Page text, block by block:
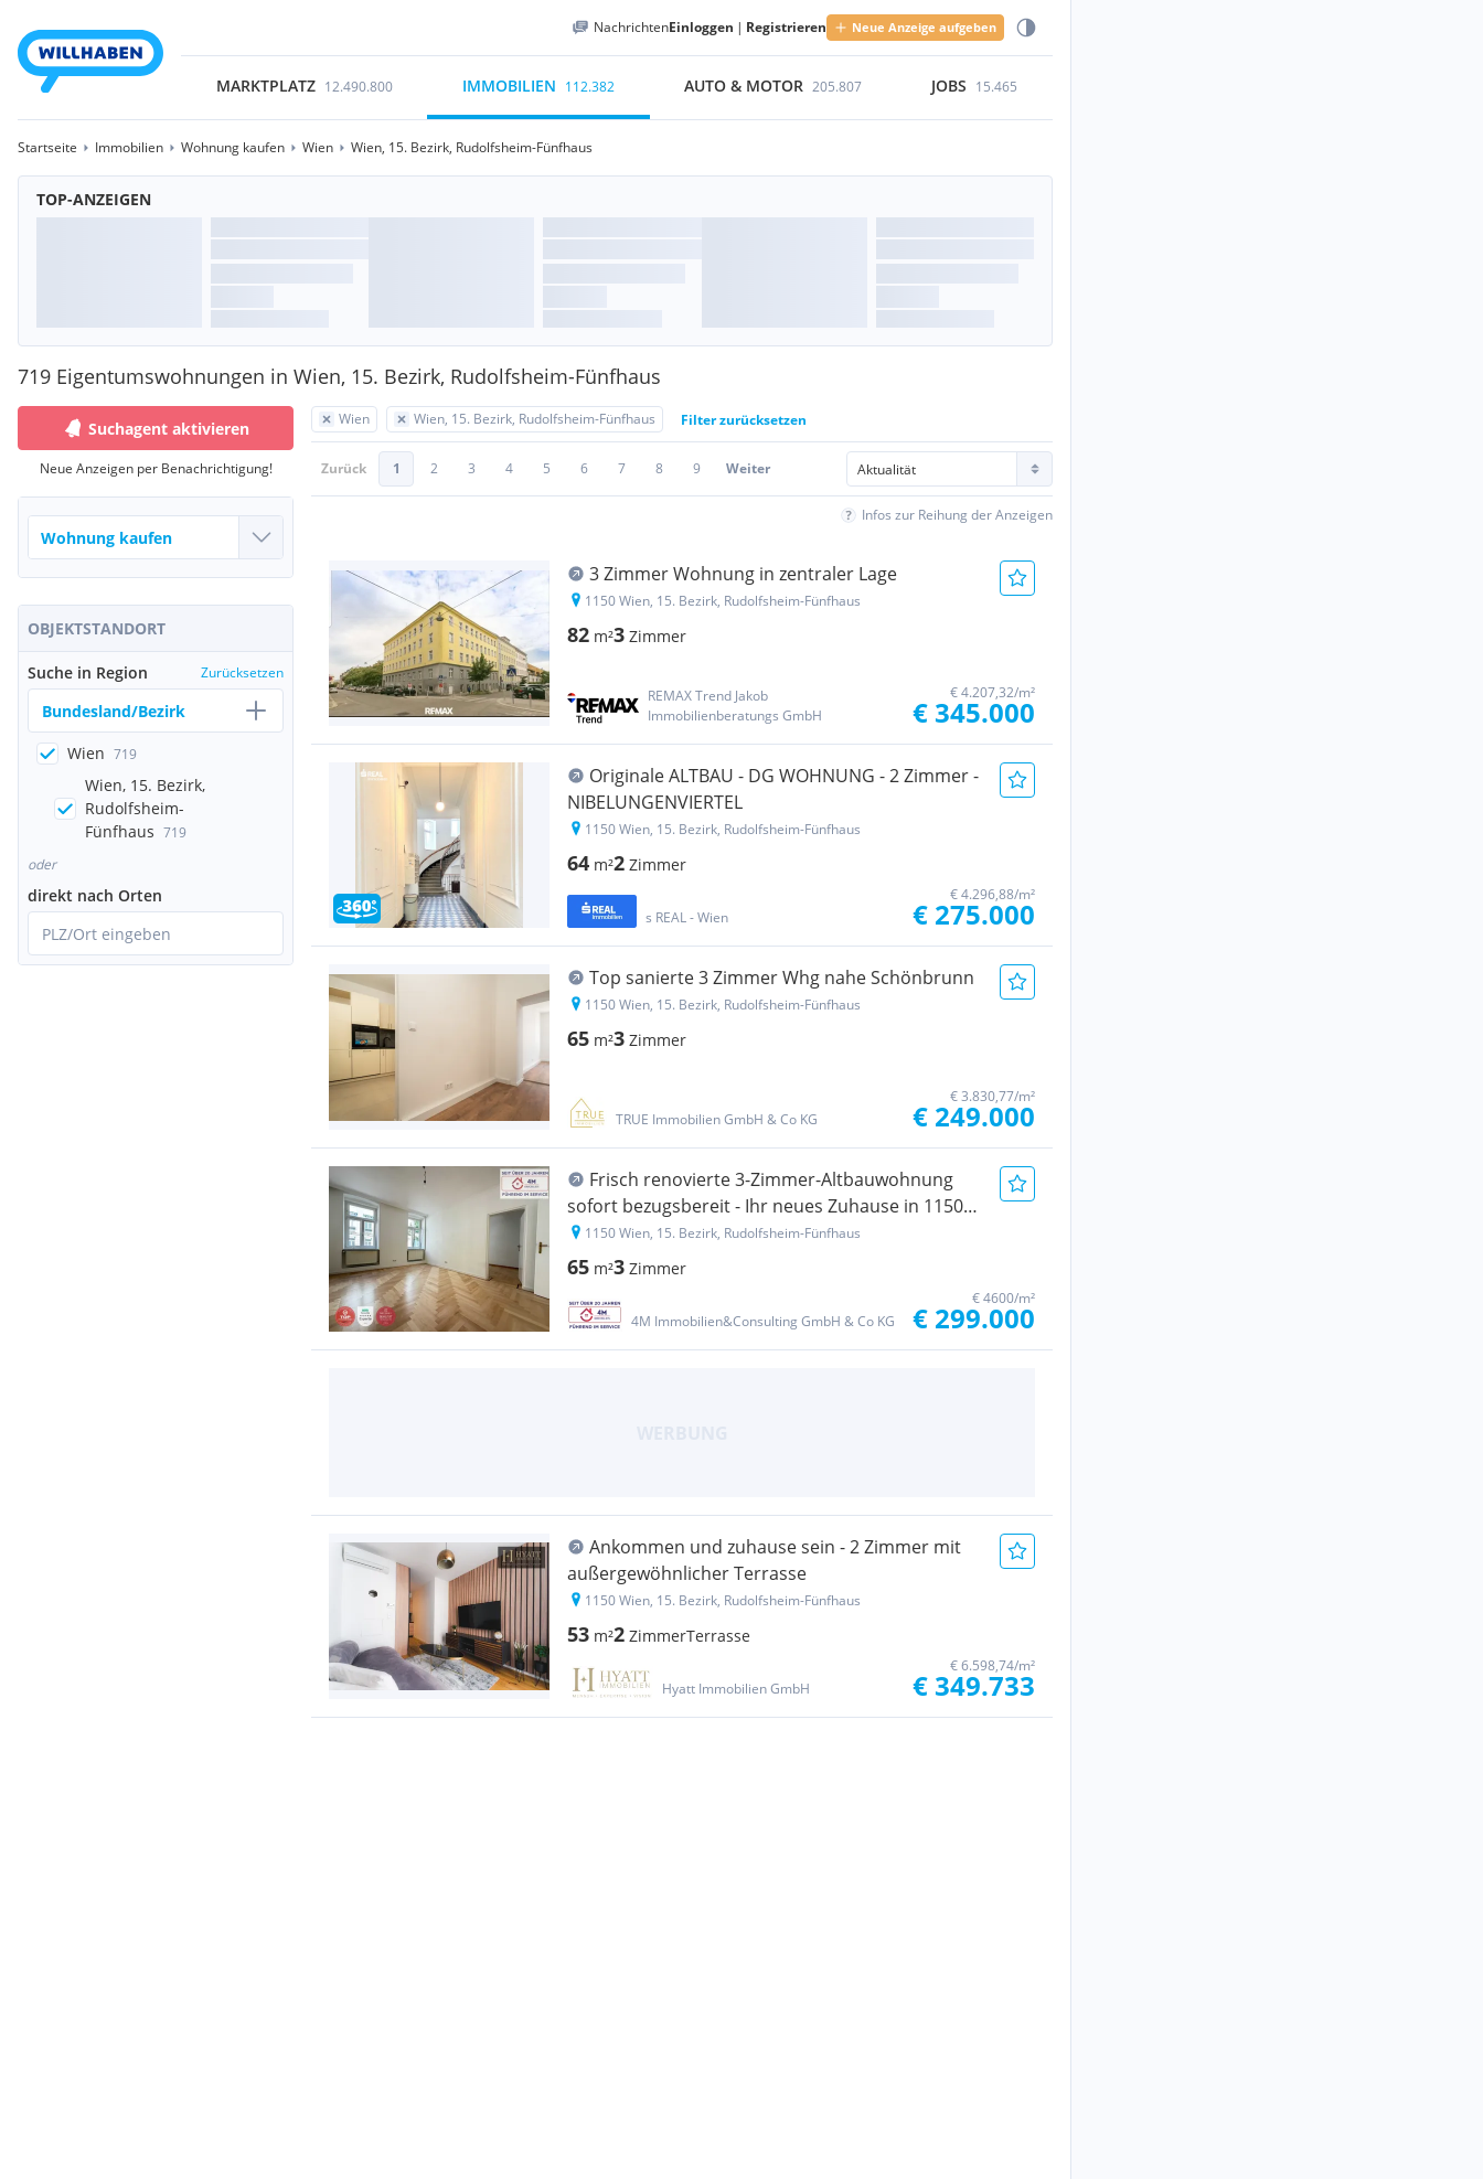
NachrichtenEinloggen | Registrieren Neue Anzeige aufgeben
MARKTPLATZ 12.490.800 IMMOBILIEN 112.382 AUTO & MOTOR 205.807 JOBS 15.465
Startseite Immobilien Wohnung kaufen Wien Wien, 15. Bezirk, Rudolfsheim-Fünfhaus
TOP-ANZEIGEN
719 Eigentumswohnungen in Wien, 15. Bezirk, Rudolfsheim-Fünfhaus
Suchagent aktivieren
Neue Anzeigen per Benachrichtigung!
OBJEKTSTANDORT
Suche in Region Zurücksetzen
Bundesland/Bezirk
Wien 719
Wien, 15. Bezirk,
Rudolfsheim-
Fünfhaus 719
oder
direkt nach Orten
PLZ/Ort eingeben
Wien Wien, 15. Bezirk, Rudolfsheim-Fünfhaus Filter zurücksetzen
Zurück 1 2 3 4 5 6 7 8 9 Weiter
Infos zur Reihung der Anzeigen
3 Zimmer Wohnung in zentraler Lage
1150 Wien, 15. Bezirk, Rudolfsheim-Fünfhaus
82 m²3 Zimmer
REMAX Trend Jakob
Immobilienberatungs GmbH
€ 4.207,32/m²
€ 345.000
Originale ALTBAU - DG WOHNUNG - 2 Zimmer -
NIBELUNGENVIERTEL
1150 Wien, 15. Bezirk, Rudolfsheim-Fünfhaus
64 m²2 Zimmer
s REAL - Wien
€ 4.296,88/m²
€ 275.000
Top sanierte 3 Zimmer Whg nahe Schönbrunn
1150 Wien, 15. Bezirk, Rudolfsheim-Fünfhaus
65 m²3 Zimmer
TRUE Immobilien GmbH & Co KG
€ 3.830,77/m²
€ 249.000
Frisch renovierte 3-Zimmer-Altbauwohnung
sofort bezugsbereit - Ihr neues Zuhause in 1150
Wien!
1150 Wien, 15. Bezirk, Rudolfsheim-Fünfhaus
65 m²3 Zimmer
4M Immobilien&Consulting GmbH & Co KG
€ 4600/m²
€ 299.000
Ankommen und zuhause sein - 2 Zimmer mit
außergewöhnlicher Terrasse
1150 Wien, 15. Bezirk, Rudolfsheim-Fünfhaus
53 m²2 ZimmerTerrasse
Hyatt Immobilien GmbH
€ 6.598,74/m²
€ 349.733